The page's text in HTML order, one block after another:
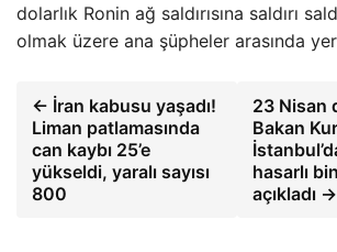
dolarlık Ronin ağ saldırısına saldırı
olmak üzere ana şüpheler arasında yer
← İran kabusu yaşadı!
Liman patlamasında
can kaybı 25’e
yükseldi, yaralı sayısı
800
23 Nisan
Bakan
hasarlı
açıkladı →